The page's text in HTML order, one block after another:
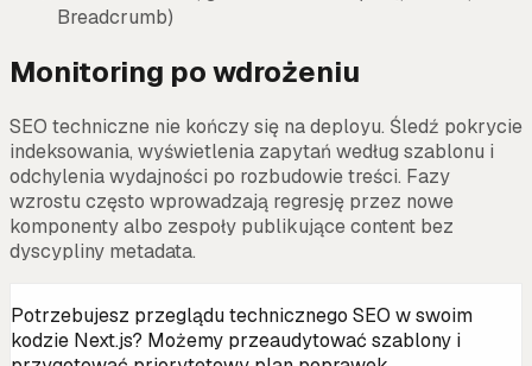
Breadcrumb)
Monitoring po wdrożeniu
SEO techniczne nie kończy się na deployu. Śledź pokrycie
indeksowania, wyświetlenia zapytań według szablonu i
odchylenia wydajności po rozbudowie treści. Fazy
wzrostu często wprowadzają regresję przez nowe
komponenty albo zespoły publikujące content bez
dyscypliny metadata.
Potrzebujesz przeglądu technicznego SEO w swoim
kodzie Next.js? Możemy przeaudytować szablony i